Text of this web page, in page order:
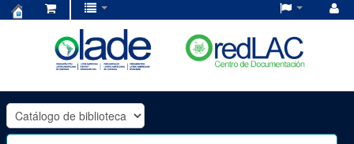
OLADE
-